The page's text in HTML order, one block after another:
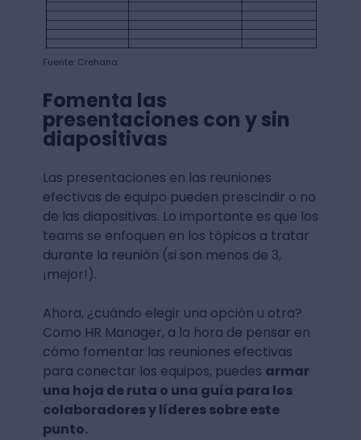
Fuente: Crehana
Fomenta las
presentaciones con y sin
diapositivas
Las presentaciones en las reuniones
efectivas de equipo pueden prescindir o no
de las diapositivas. Lo importante es que los
teams se enfoquen en los tópicos a tratar
durante la reunión (si son menos de 3,
¡mejor!).
Ahora, ¿cuándo elegir una opción u otra?
Como HR Manager, a la hora de pensar en
cómo fomentar las reuniones efectivas
para conectar los equipos, puedes armar
una hoja de ruta o una guía para los
colaboradores y líderes sobre este
punto.